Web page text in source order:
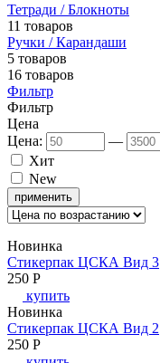
Тетради / Блокноты
11 товаров
Ручки / Карандаши
5 товаров
16 товаров
Фильтр
Фильтр
Цена
Цена:
—
Хит
New
применить
Новинка
Стикерпак ЦСКА Вид 3
250 P
купить
Новинка
Стикерпак ЦСКА Вид 2
250 P